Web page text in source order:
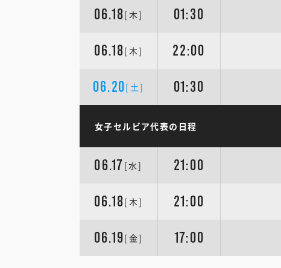
06.18[木] 01:30
06.18[木] 22:00
06.20[土] 01:30
女子セルビア代表の日程
06.17 [水] 21:00
06.18[木] 21:00
06.19[金] 17:00